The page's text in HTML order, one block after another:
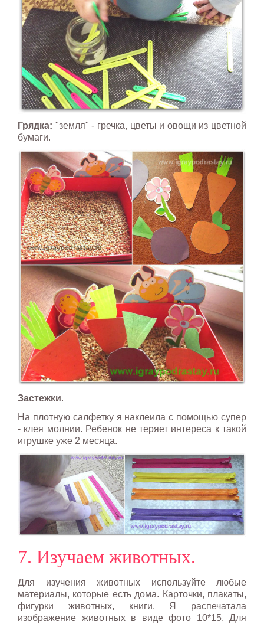
Грядка: "земля" - гречка, цветы и овощи из цветной
бумаги.
Застежки.
На плотную салфетку я наклеила с помощью супер
- клея молнии. Ребенок не теряет интереса к такой
игрушке уже 2 месяца.
7. Изучаем животных.
Для изучения животных используйте любые
материалы, которые есть дома. Карточки, плакаты,
фигурки животных, книги. Я распечатала
изображение животных в виде фото 10*15. Для